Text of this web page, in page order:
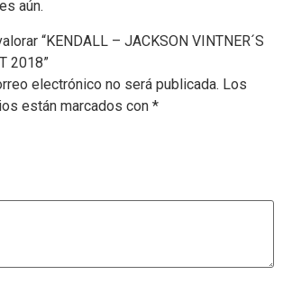
aún.
“KENDALL – JACKSON VINTNER´S
2018”
electrónico no será publicada. Los
están marcados con *